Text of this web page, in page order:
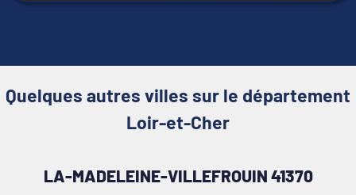
Quelques autres villes sur le département
Loir-et-Cher
LA-MADELEINE-VILLEFROUIN 41370